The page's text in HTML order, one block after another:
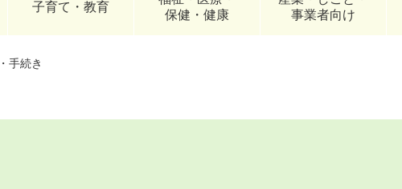
子育て・教育
保健・健康
事業者向け
手続き